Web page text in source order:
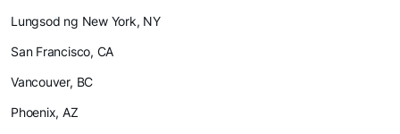
Lungsod ng New York, NY
San Francisco, CA
Vancouver, BC
Phoenix, AZ